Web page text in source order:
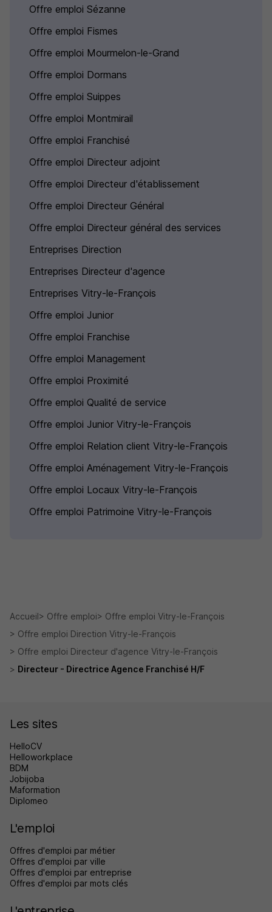
Offre emploi Sézanne
Offre emploi Fismes
Offre emploi Mourmelon-le-Grand
Offre emploi Dormans
Offre emploi Suippes
Offre emploi Montmirail
Offre emploi Franchisé
Offre emploi Directeur adjoint
Offre emploi Directeur d'établissement
Offre emploi Directeur Général
Offre emploi Directeur général des services
Entreprises Direction
Entreprises Directeur d'agence
Entreprises Vitry-le-François
Offre emploi Junior
Offre emploi Franchise
Offre emploi Management
Offre emploi Proximité
Offre emploi Qualité de service
Offre emploi Junior Vitry-le-François
Offre emploi Relation client Vitry-le-François
Offre emploi Aménagement Vitry-le-François
Offre emploi Locaux Vitry-le-François
Offre emploi Patrimoine Vitry-le-François
Accueil Offre emploi
Offre emploi Vitry-le-François
Offre emploi Direction Vitry-le-François
Offre emploi Directeur d'agence Vitry-le-François
Directeur - Directrice Agence Franchisé H/F
Les sites
HelloCV
Helloworkplace
BDM
Jobijoba
Maformation
Diplomeo
L'emploi
Offres d'emploi par métier
Offres d'emploi par ville
Offres d'emploi par entreprise
Offres d'emploi par mots clés